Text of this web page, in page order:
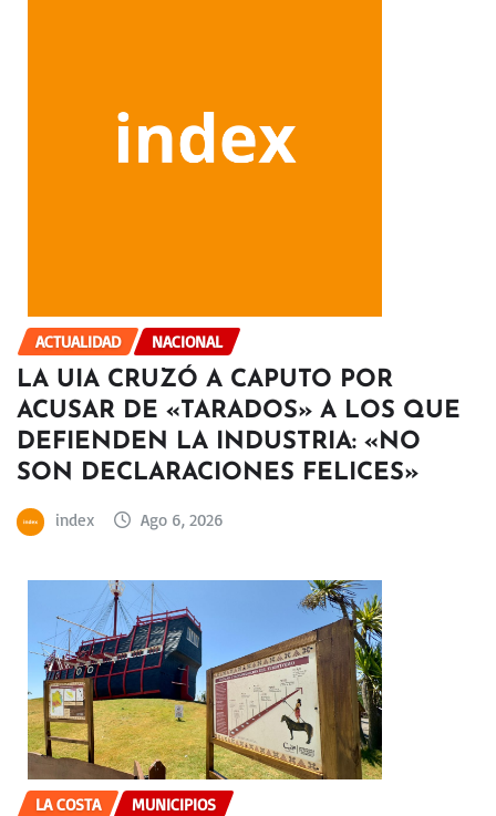
ACTUALIDAD NACIONAL
LA UIA CRUZÓ A CAPUTO POR
ACUSAR DE «TARADOS» A LOS QUE
DEFIENDEN LA INDUSTRIA: «NO
SON DECLARACIONES FELICES»
index Ago 6, 2026
LA COSTA MUNICIPIOS